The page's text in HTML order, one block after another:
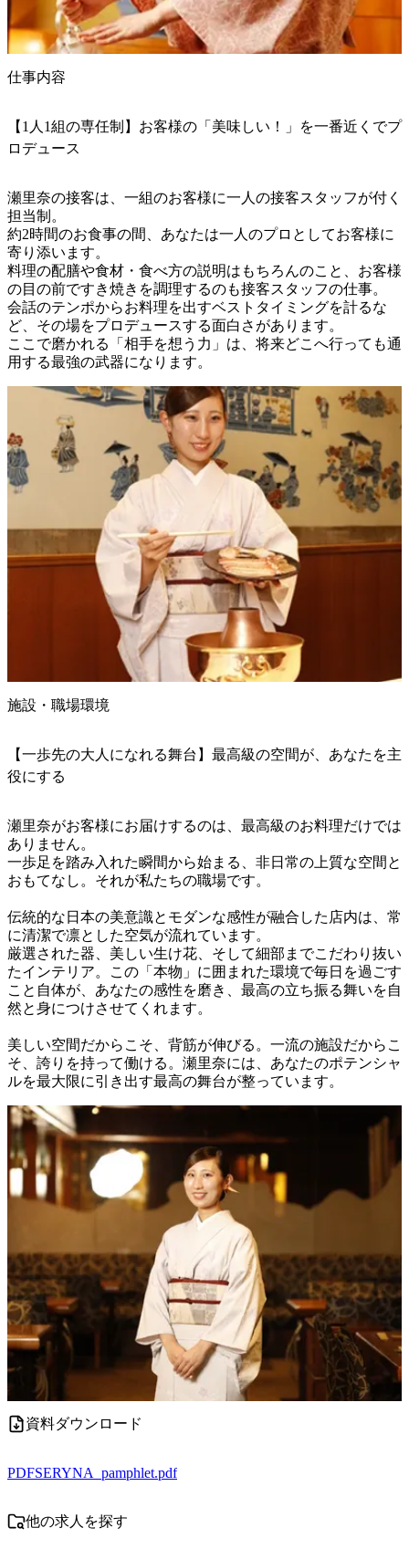
仕事内容
【1人1組の専任制】お客様の「美味しい！」を一番近くでプ
ロデュース
瀬里奈の接客は、一組のお客様に一人の接客スタッフが付く
担当制。
約2時間のお食事の間、あなたは一人のプロとしてお客様に
寄り添います。
料理の配膳や食材・食べ方の説明はもちろんのこと、お客様
の目の前ですき焼きを調理するのも接客スタッフの仕事。
会話のテンポからお料理を出すベストタイミングを計るな
ど、その場をプロデュースする面白さがあります。
ここで磨かれる「相手を想う力」は、将来どこへ行っても通
用する最強の武器になります。
施設・職場環境
【一歩先の大人になれる舞台】最高級の空間が、あなたを主
役にする
瀬里奈がお客様にお届けするのは、最高級のお料理だけでは
ありません。
一歩足を踏み入れた瞬間から始まる、非日常の上質な空間と
おもてなし。それが私たちの職場です。
伝統的な日本の美意識とモダンな感性が融合した店内は、常
に清潔で凛とした空気が流れています。
厳選された器、美しい生け花、そして細部までこだわり抜い
たインテリア。この「本物」に囲まれた環境で毎日を過ごす
こと自体が、あなたの感性を磨き、最高の立ち振る舞いを自
然と身につけさせてくれます。
美しい空間だからこそ、背筋が伸びる。一流の施設だからこ
そ、誇りを持って働ける。瀬里奈には、あなたのポテンシャ
ルを最大限に引き出す最高の舞台が整っています。
資料ダウンロード
PDFSERYNA_pamphlet.pdf
他の求人を探す